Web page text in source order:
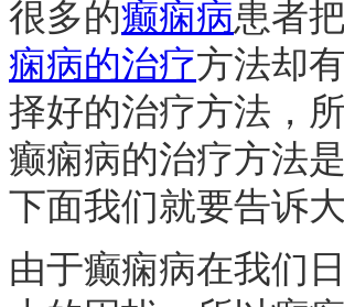
很多的癫痫病患者
痫病的治疗方法却
择好的治疗方法，
癫痫病的治疗方法
下面我们就要告诉
由于癫痫病在我们